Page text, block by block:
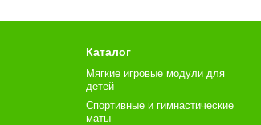
Каталог
Мягкие игровые модули для
детей
Спортивные и гимнастические
маты